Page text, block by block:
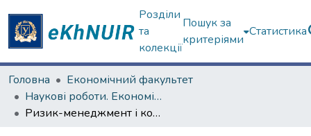
Розділи
та
колекції
Пошук за
критеріями
Статистика
Головна
Економічний факультет
Наукові роботи. Економічний факультет
Ризик-менеджмент і комплаєнс у системі корпоративного управління на засадах сталого розвитку: інтегрований підхід [Електронний ресурс]